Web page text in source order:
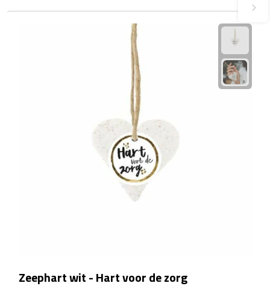
Drinkflessen met karabijnhaak
Zeephart wit - Hart voor de zorg